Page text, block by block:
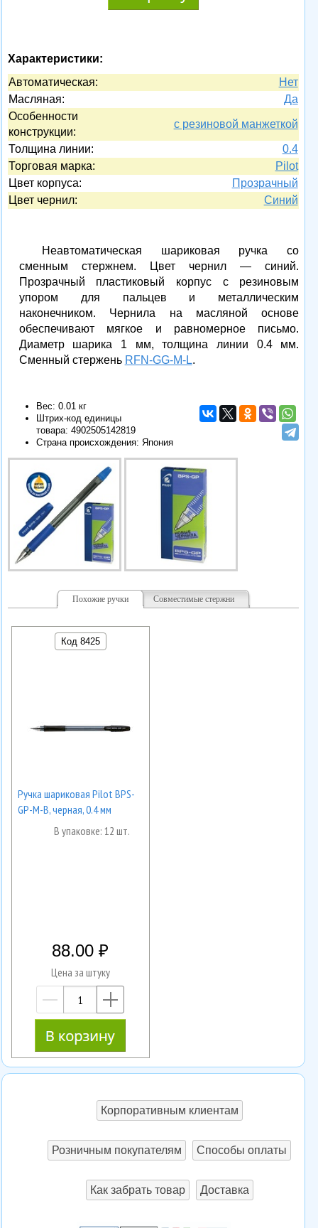
Характеристики:
Автоматическая:
Нет
Масляная:
Да
Особенности
конструкции:
с резиновой манжеткой
Толщина линии:
0.4
Торговая марка:
Pilot
Цвет корпуса:
Прозрачный
Цвет чернил:
Синий
Неавтоматическая шариковая ручка со
сменным стержнем. Цвет чернил — синий.
Прозрачный пластиковый корпус с резиновым
упором для пальцев и металлическим
наконечником. Чернила на масляной основе
обеспечивают мягкое и равномерное письмо.
Диаметр шарика 1 мм, толщина линии 0.4 мм.
Сменный стержень RFN-GG-M-L.
Вес: 0.01 кг
Штрих-код единицы
товара: 4902505142819
Страна происхождения: Япония
Похожие ручки Совместимые стержни
Код 8425
Ручка шариковая Pilot BPS-
GP-M-B, черная, 0.4 мм
В упаковке: 12 шт.
88.00
Цена за штуку
—
Корпоративным клиентам
Розничным покупателям Способы оплаты
Как забрать товар Доставка